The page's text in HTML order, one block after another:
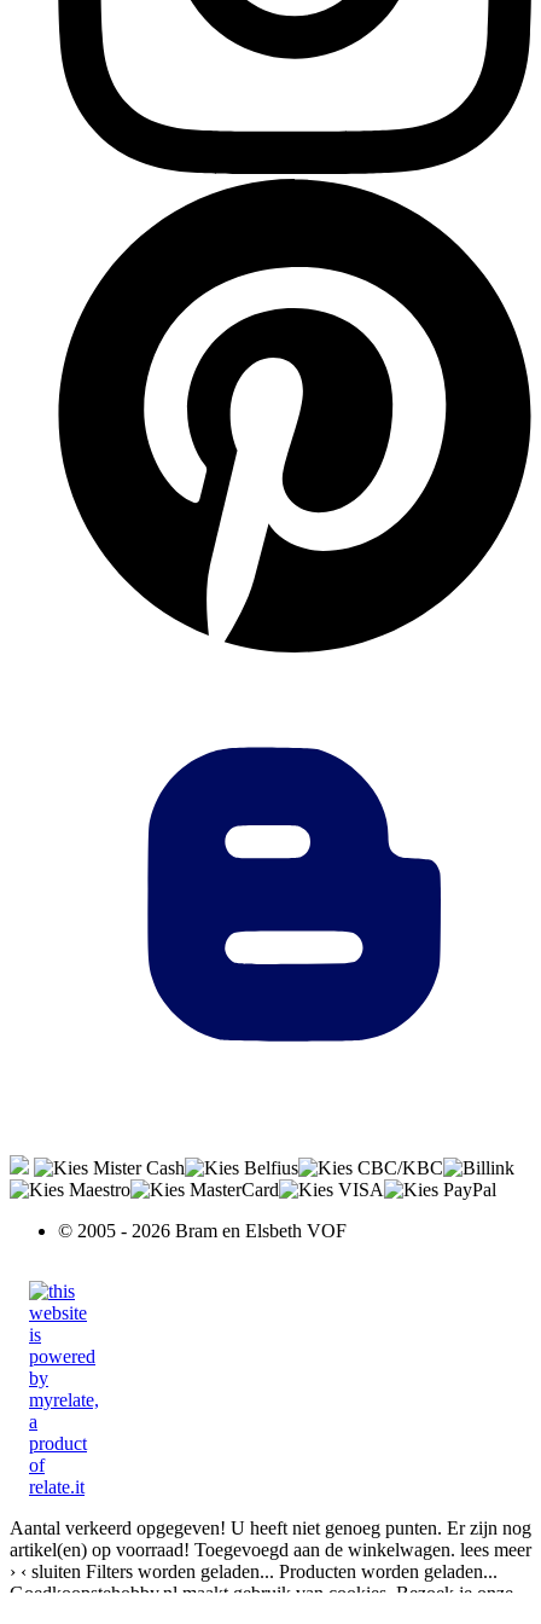
© 2005 - 2026 Bram en Elsbeth VOF
Aantal verkeerd opgegeven! U heeft niet genoeg punten. Er zijn nog
artikel(en) op voorraad! Toegevoegd aan de winkelwagen. lees meer
› ‹ sluiten Filters worden geladen... Producten worden geladen...
Goedkoopstehobby.nl maakt gebruik van cookies. Bezoek je onze